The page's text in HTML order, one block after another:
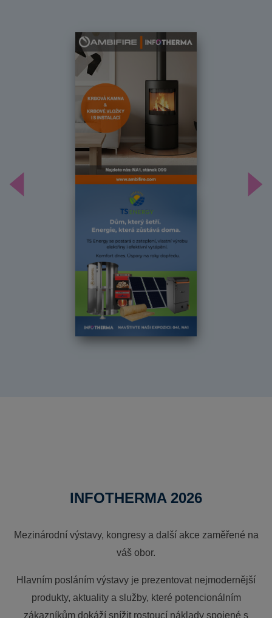
Předchozí
INFOTHERMA 2026
Mezinárodní výstavy, kongresy a další akce zaměřené na
váš obor.
Hlavním posláním výstavy je prezentovat nejmodernější
produkty, aktuality a služby, které potencionálním
zákazníkům dokáží snížit rostoucí náklady spojené s